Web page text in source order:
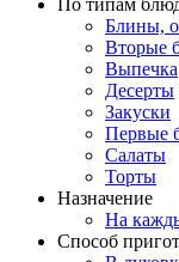
Блины,
Вторые
Выпечка
Десерты
Закуски
Первые
Салаты
Торты
Назначение
На
Способ